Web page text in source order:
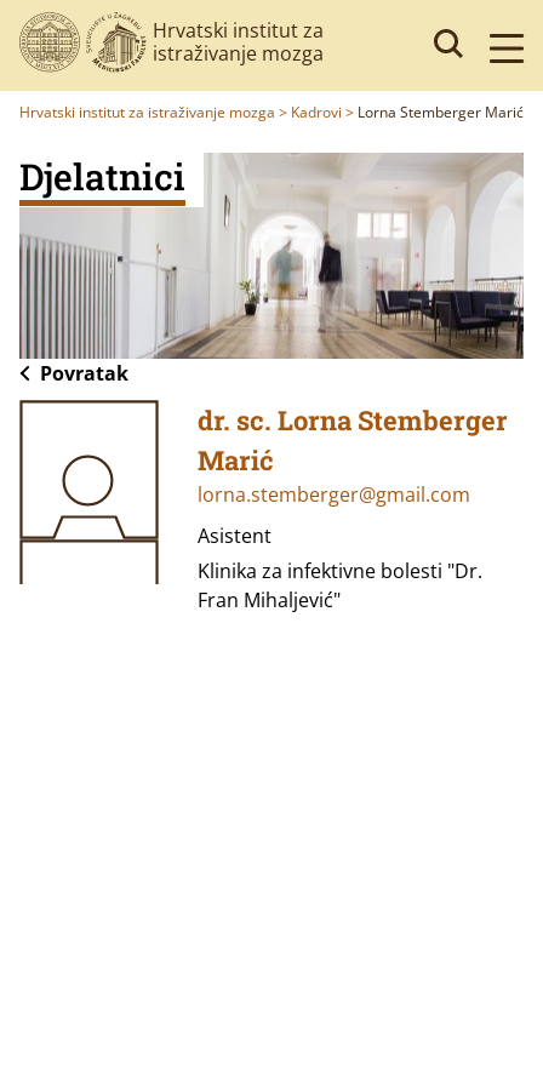
Hrvatski institut za
istraživanje mozga
Hrvatski institut za istraživanje mozga > Kadrovi > Lorna Stemberger Marić
Djelatnici
Povratak
dr. sc. Lorna Stemberger
Marić
lorna.stemberger@gmail.com
Asistent
Klinika za infektivne bolesti "Dr.
Fran Mihaljević"